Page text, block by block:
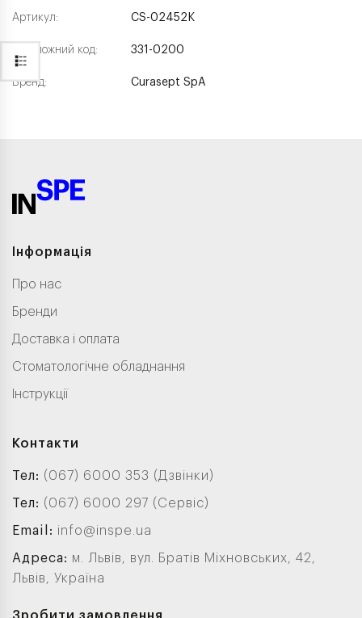
Артикул:
Каталожний код:
Бренд:
CS-02452K
331-0200
Curasept SpA
Інформація
Про нас
Бренди
Доставка і оплата
Стоматологічне обладнання
Інструкції
Контакти
Тел: (067) 6000 353 (Дзвінки)
Тел: (067) 6000 297 (Сервіс)
Email: info@inspe.ua
Адреса: м. Львів, вул. Братів Міхновських, 42,
Львів, Україна
Зробити замовлення